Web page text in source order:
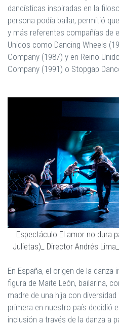
dancísticas inspiradas en la
persona podía bailar, permitió
y más referentes compañías de
Unidos como Dancing Wheels
Company (1987) y en Reino
Company (1991) o Stopgap
Espectáculo El amor no dura
Julietas)_ Director Andrés
En España, el origen de la danza
figura de Maite León, bailarina,
madre de una hija con
primera en nuestro país decidió
inclusión a través de la danza a